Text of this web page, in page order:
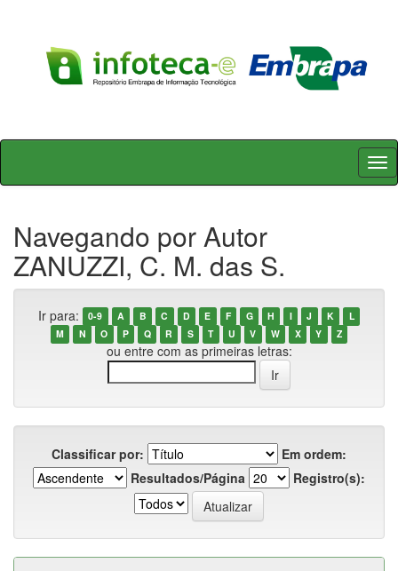
Skip
Navegando por Autor
ZANUZZI, C. M. das S.
Ir para: 0-9 A B C D E F G H I J K
L
M
N O P Q R S T U V W X Y Z
ou entre com as primeiras letras:
Classificar por:
Em ordem:
Resultados/Página
Registro(s):